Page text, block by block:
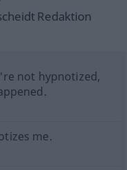
Redaktion
not hypnotized,
me.